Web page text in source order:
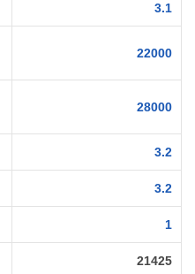
3.1
22000
28000
3.2
3.2
1
21425